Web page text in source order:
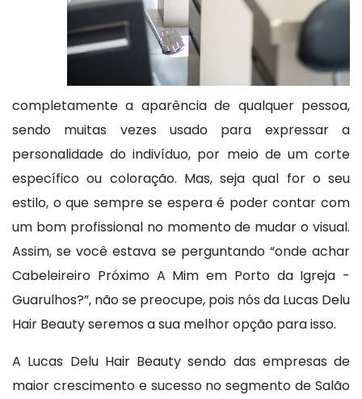
completamente a aparência de qualquer pessoa,
sendo muitas vezes usado para expressar a
personalidade do indivíduo, por meio de um corte
específico ou coloração. Mas, seja qual for o seu
estilo, o que sempre se espera é poder contar com
um bom profissional no momento de mudar o visual.
Assim, se você estava se perguntando “onde achar
Cabeleireiro Próximo A Mim em Porto da Igreja -
Guarulhos?”, não se preocupe, pois nós da Lucas Delu
Hair Beauty seremos a sua melhor opção para isso.
A Lucas Delu Hair Beauty sendo das empresas de
maior crescimento e sucesso no segmento de Salão